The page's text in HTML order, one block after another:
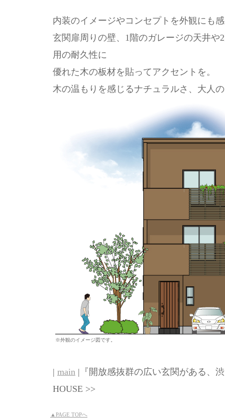
内装のイメージやコンセプトを外観にも
玄関扉周りの壁、1階のガレージの天井
用の耐久性に
優れた木の板材を貼ってアクセントを。
木の温もりを感じるナチュラルさ、大人
※外観のイメージ図です。
| main |『開放感抜群の広い玄関がある、
HOUSE >>
▲PAGE TOPへ